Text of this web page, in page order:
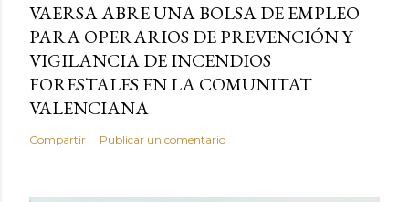
VAERSA ABRE UNA BOLSA DE EMPLEO
PARA OPERARIOS DE PREVENCIÓN Y
VIGILANCIA DE INCENDIOS
FORESTALES EN LA COMUNITAT
VALENCIANA
Compartir Publicar un comentario